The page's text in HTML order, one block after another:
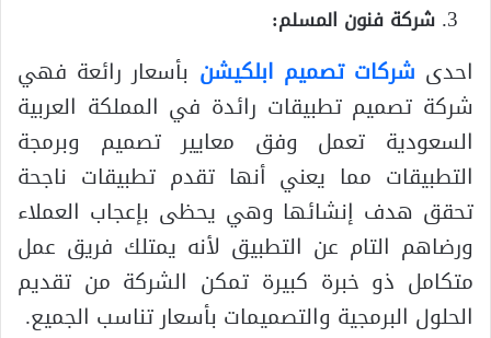
شركة فنون المسلم:
احدى شركات تصميم ابلكيشن بأسعار رائعة فهي
شركة تصميم تطبيقات رائدة في المملكة العربية
السعودية تعمل وفق معايير تصميم وبرمجة
التطبيقات مما يعني أنها تقدم تطبيقات ناجحة
تحقق هدف إنشائها وهي يحظى بإعجاب العملاء
ورضاهم التام عن التطبيق لأنه يمتلك فريق عمل
متكامل ذو خبرة كبيرة تمكن الشركة من تقديم
الحلول البرمجية والتصميمات بأسعار تناسب الجميع.